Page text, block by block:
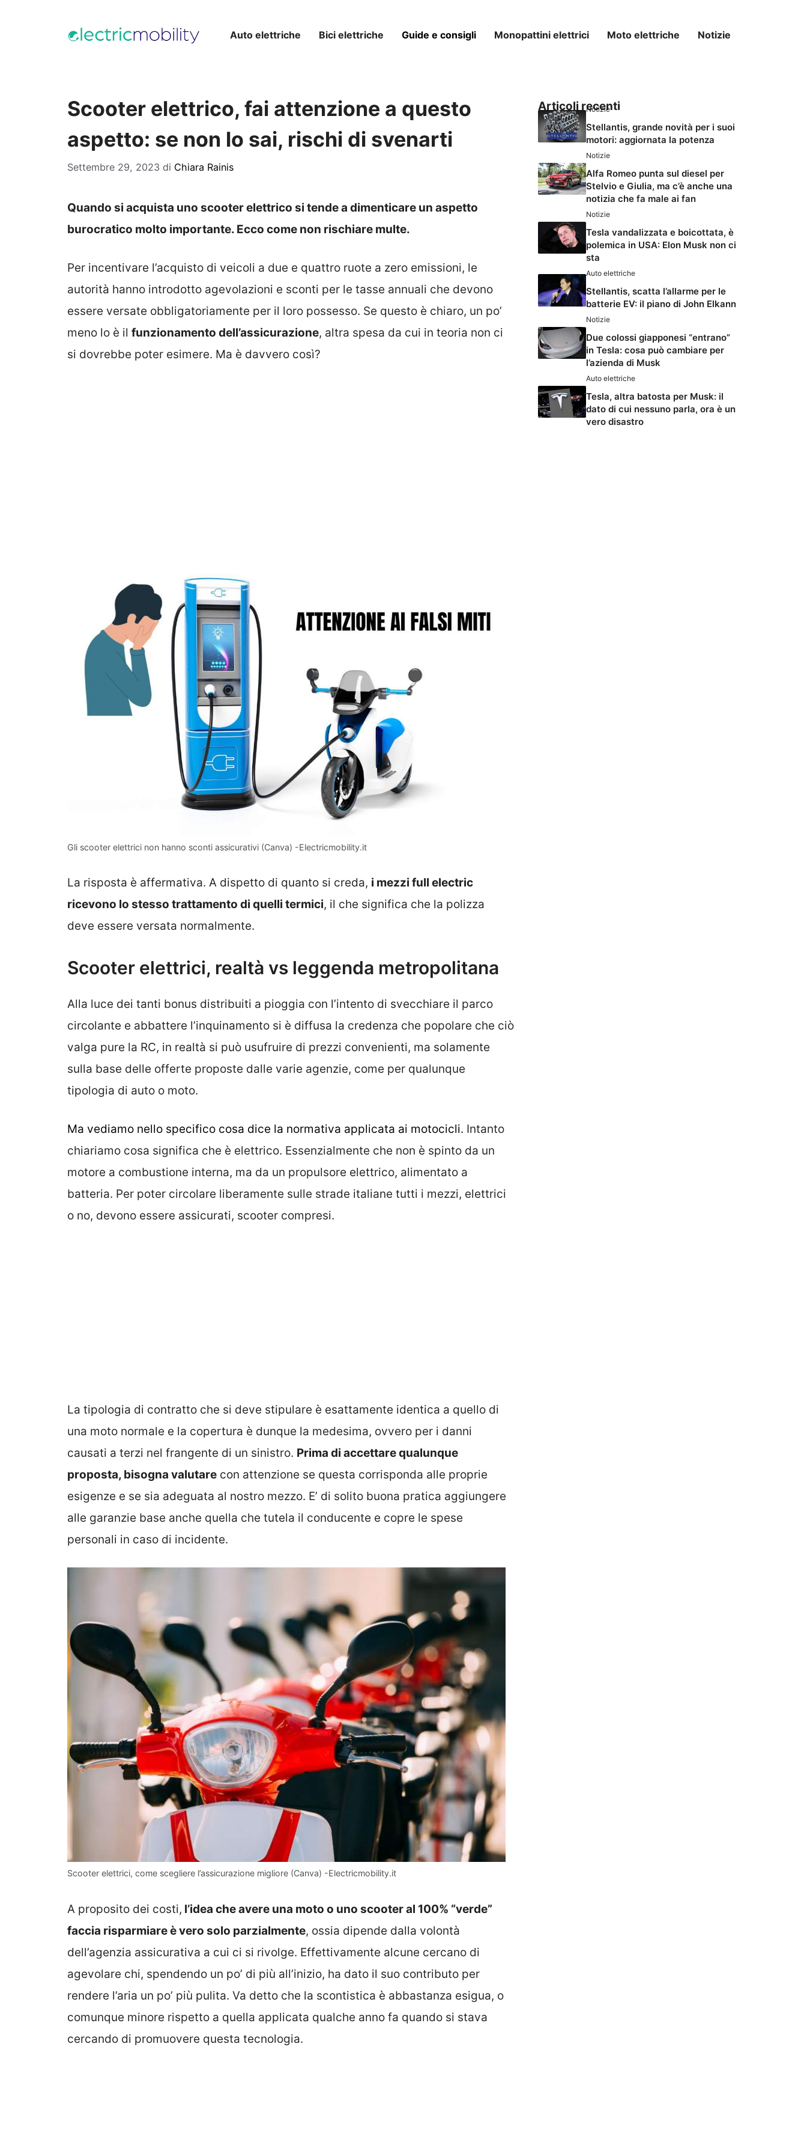
Auto elettriche Bici elettriche Guide e consigli Monopattini elettrici Moto elettriche Notizie
Scooter elettrico, fai attenzione a questo
aspetto: se non lo sai, rischi di svenarti
Settembre 29, 2023 di Chiara Rainis
Quando si acquista uno scooter elettrico si tende a dimenticare un aspetto
burocratico molto importante. Ecco come non rischiare multe.
Per incentivare l’acquisto di veicoli a due e quattro ruote a zero emissioni, le
autorità hanno introdotto agevolazioni e sconti per le tasse annuali che devono
essere versate obbligatoriamente per il loro possesso. Se questo è chiaro, un po’
meno lo è il funzionamento dell’assicurazione, altra spesa da cui in teoria non ci
si dovrebbe poter esimere. Ma è davvero così?
Gli scooter elettrici non hanno sconti assicurativi (Canva) -Electricmobility.it
La risposta è affermativa. A dispetto di quanto si creda, i mezzi full electric
ricevono lo stesso trattamento di quelli termici, il che significa che la polizza
deve essere versata normalmente.
Scooter elettrici, realtà vs leggenda metropolitana
Alla luce dei tanti bonus distribuiti a pioggia con l’intento di svecchiare il parco
circolante e abbattere l’inquinamento si è diffusa la credenza che popolare che ciò
valga pure la RC, in realtà si può usufruire di prezzi convenienti, ma solamente
sulla base delle offerte proposte dalle varie agenzie, come per qualunque
tipologia di auto o moto.
Ma vediamo nello specifico cosa dice la normativa applicata ai motocicli. Intanto
chiariamo cosa significa che è elettrico. Essenzialmente che non è spinto da un
motore a combustione interna, ma da un propulsore elettrico, alimentato a
batteria. Per poter circolare liberamente sulle strade italiane tutti i mezzi, elettrici
o no, devono essere assicurati, scooter compresi.
La tipologia di contratto che si deve stipulare è esattamente identica a quello di
una moto normale e la copertura è dunque la medesima, ovvero per i danni
causati a terzi nel frangente di un sinistro. Prima di accettare qualunque
proposta, bisogna valutare con attenzione se questa corrisponda alle proprie
esigenze e se sia adeguata al nostro mezzo. E’ di solito buona pratica aggiungere
alle garanzie base anche quella che tutela il conducente e copre le spese
personali in caso di incidente.
Scooter elettrici, come scegliere l’assicurazione migliore (Canva) -Electricmobility.it
A proposito dei costi, l’idea che avere una moto o uno scooter al 100% “verde”
faccia risparmiare è vero solo parzialmente, ossia dipende dalla volontà
dell’agenzia assicurativa a cui ci si rivolge. Effettivamente alcune cercano di
agevolare chi, spendendo un po’ di più all’inizio, ha dato il suo contributo per
rendere l’aria un po’ più pulita. Va detto che la scontistica è abbastanza esigua, o
comunque minore rispetto a quella applicata qualche anno fa quando si stava
cercando di promuovere questa tecnologia.
Articoli recenti
Notizie
Stellantis, grande novità per i suoi
motori: aggiornata la potenza
Notizie
Alfa Romeo punta sul diesel per
Stelvio e Giulia, ma c’è anche una
notizia che fa male ai fan
Notizie
Tesla vandalizzata e boicottata, è
polemica in USA: Elon Musk non ci
sta
Auto elettriche
Stellantis, scatta l’allarme per le
batterie EV: il piano di John Elkann
Notizie
Due colossi giapponesi “entrano”
in Tesla: cosa può cambiare per
l’azienda di Musk
Auto elettriche
Tesla, altra batosta per Musk: il
dato di cui nessuno parla, ora è un
vero disastro